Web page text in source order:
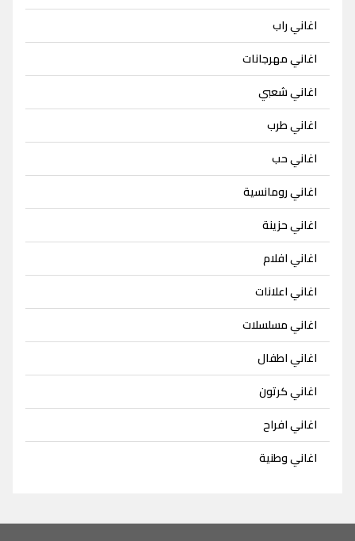
اغاني راب
اغاني مهرجانات
اغاني شعبي
اغاني طرب
اغاني حب
اغاني رومانسية
اغاني حزينة
اغاني افلام
اغاني اعلانات
اغاني مسلسلات
اغاني اطفال
اغاني كرتون
اغاني افراح
اغاني وطنية